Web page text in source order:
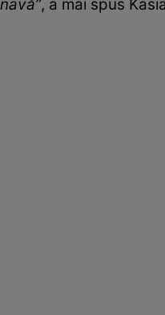
navă”, a mai spus